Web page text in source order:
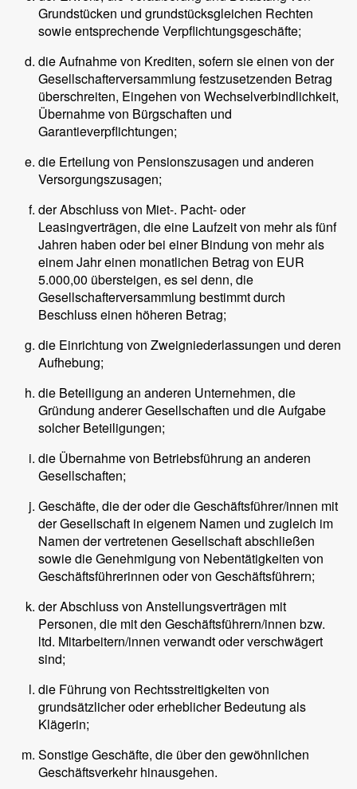
Grundstücken und grundstücksgleichen Rechten
sowie entsprechende Verpflichtungsgeschäfte;
die Aufnahme von Krediten, sofern sie einen von der
Gesellschafterversammlung festzusetzenden Betrag
überschreiten, Eingehen von Wechselverbindlichkeit,
Übernahme von Bürgschaften und
Garantieverpflichtungen;
die Erteilung von Pensionszusagen und anderen
Versorgungszusagen;
der Abschluss von Miet-. Pacht- oder
Leasingverträgen, die eine Laufzeit von mehr als fünf
Jahren haben oder bei einer Bindung von mehr als
einem Jahr einen monatlichen Betrag von EUR
5.000,00 übersteigen, es sei denn, die
Gesellschafterversammlung bestimmt durch
Beschluss einen höheren Betrag;
die Einrichtung von Zweigniederlassungen und deren
Aufhebung;
die Beteiligung an anderen Unternehmen, die
Gründung anderer Gesellschaften und die Aufgabe
solcher Beteiligungen;
die Übernahme von Betriebsführung an anderen
Gesellschaften;
Geschäfte, die der oder die Geschäftsführer/innen mit
der Gesellschaft in eigenem Namen und zugleich im
Namen der vertretenen Gesellschaft abschließen
sowie die Genehmigung von Nebentätigkeiten von
Geschäftsführerinnen oder von Geschäftsführern;
der Abschluss von Anstellungsverträgen mit
Personen, die mit den Geschäftsführern/innen bzw.
ltd. Mitarbeitern/innen verwandt oder verschwägert
sind;
die Führung von Rechtsstreitigkeiten von
grundsätzlicher oder erheblicher Bedeutung als
Klägerin;
Sonstige Geschäfte, die über den gewöhnlichen
Geschäftsverkehr hinausgehen.